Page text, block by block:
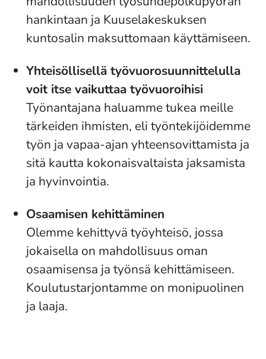
hankintaan ja Kuuselakeskuksen
kuntosalin maksuttomaan käyttämiseen.
Yhteisöllisellä työvuorosuunnittelulla
voit itse vaikuttaa työvuoroihisi
Työnantajana haluamme tukea meille
tärkeiden ihmisten, eli työntekijöidemme
työn ja vapaa-ajan yhteensovittamista ja
sitä kautta kokonaisvaltaista jaksamista
ja hyvinvointia.
Osaamisen kehittäminen
Olemme kehittyvä työyhteisö, jossa
jokaisella on mahdollisuus oman
osaamisensa ja työnsä kehittämiseen.
Koulutustarjontamme on monipuolinen
ja laaja.